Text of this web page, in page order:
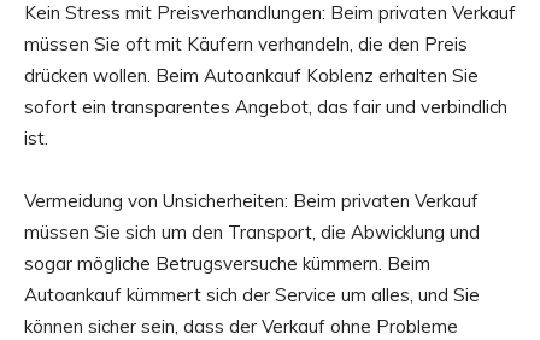
Kein Stress mit Preisverhandlungen: Beim privaten Verkauf
müssen Sie oft mit Käufern verhandeln, die den Preis
drücken wollen. Beim Autoankauf Koblenz erhalten Sie
sofort ein transparentes Angebot, das fair und verbindlich
ist.
Vermeidung von Unsicherheiten: Beim privaten Verkauf
müssen Sie sich um den Transport, die Abwicklung und
sogar mögliche Betrugsversuche kümmern. Beim
Autoankauf kümmert sich der Service um alles, und Sie
können sicher sein, dass der Verkauf ohne Probleme